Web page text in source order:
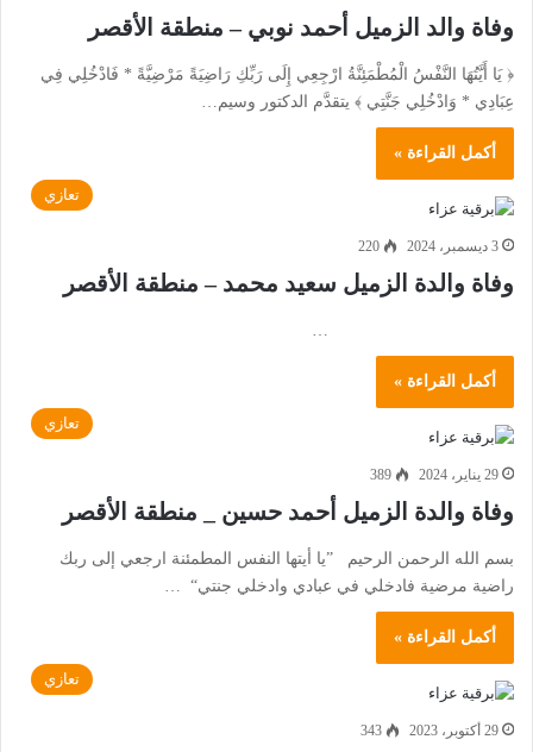
وفاة والد الزميل أحمد نوبي – منطقة الأقصر
﴿ يَا أَيَّتُهَا النَّفْسُ الْمُطْمَئِنَّةُ ارْجِعِي إِلَى رَبِّكِ رَاضِيَةً مَرْضِيَّةً * فَادْخُلِي فِي
عِبَادِي * وَادْخُلِي جَنَّتِي ﴾ يتقدَّم الدكتور وسيم…
أكمل القراءة »
تعازي
3 ديسمبر، 2024 220
وفاة والدة الزميل سعيد محمد – منطقة الأقصر
أكمل القراءة »
تعازي
29 يناير، 2024 389
وفاة والدة الزميل أحمد حسين _ منطقة الأقصر
بسم الله الرحمن الرحيم ”يا أيتها النفس المطمئنة ارجعي إلى ربك
راضية مرضية فادخلي في عبادي وادخلي جنتي“ …
أكمل القراءة »
تعازي
29 أكتوبر، 2023 343